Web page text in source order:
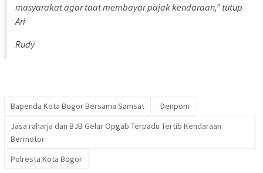
masyarakat agar taat membayar pajak kendaraan,” tutup
Ari
Rudy
Bapenda Kota Bogor Bersama Samsat
Denpom
Jasa raharja dan BJB Gelar Opgab Terpadu Tertib Kendaraan
Bermotor
Polresta Kota Bogor